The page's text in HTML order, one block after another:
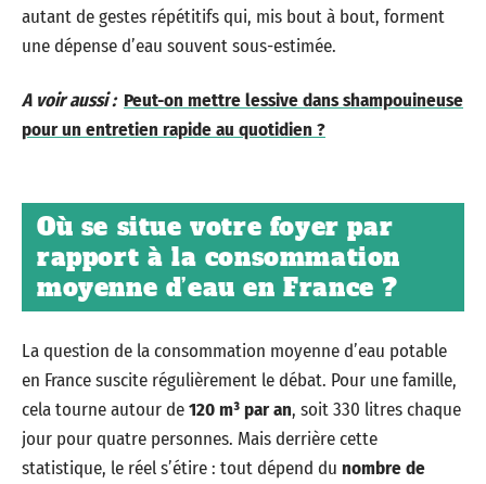
autant de gestes répétitifs qui, mis bout à bout, forment
une dépense d’eau souvent sous-estimée.
A voir aussi : Peut-on mettre lessive dans shampouineuse
pour un entretien rapide au quotidien ?
Où se situe votre foyer par
rapport à la consommation
moyenne d’eau en France ?
La question de la consommation moyenne d’eau potable
en France suscite régulièrement le débat. Pour une famille,
cela tourne autour de120 m³ par an, soit 330 litres chaque
jour pour quatre personnes. Mais derrière cette
statistique, le réel s’étire : tout dépend du nombre de